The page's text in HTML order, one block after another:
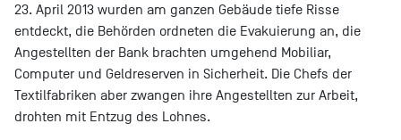
23. April 2013 wurden am ganzen Gebäude tiefe Risse
entdeckt, die Behörden ordneten die Evakuierung an, die
Angestellten der Bank brachten umgehend Mobiliar,
Computer und Geldreserven in Sicherheit. Die Chefs der
Textilfabriken aber zwangen ihre Angestellten zur Arbeit,
drohten mit Entzug des Lohnes.